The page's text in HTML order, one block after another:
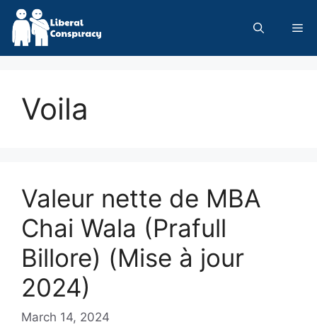
Skip
content
Voila
Valeur nette de MBA
Chai Wala (Prafull
Billore) (Mise à jour
2024)
March 14, 2024